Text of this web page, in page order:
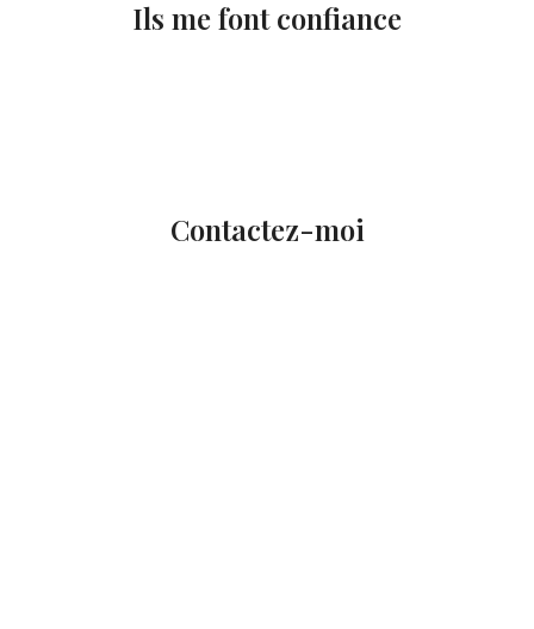
Ils me font confiance
Contactez-moi